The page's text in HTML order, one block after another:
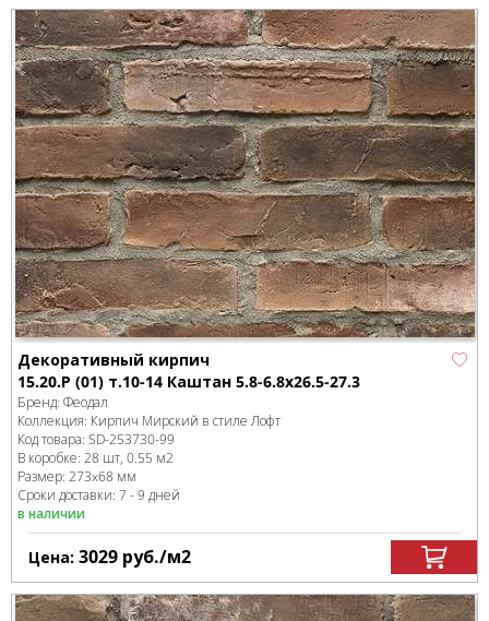
Декоративный кирпич
15.20.Р (01) т.10-14 Каштан 5.8-6.8x26.5-27.3
Бренд: Феодал
Коллекция: Кирпич Мирский в стиле Лофт
Код товара: SD-253730-99
В коробке: 28 шт, 0.55 м2
Размер: 273x68 мм
Сроки доставки: 7 - 9 дней
в наличии
Цена: 3029 руб./м2